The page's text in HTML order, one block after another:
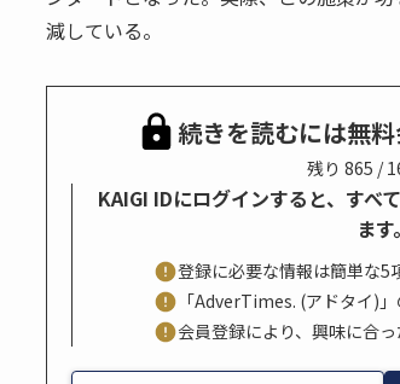
減している。
続きを読むには無料
残り 865 /
KAIGI IDにログインすると、すべ
ます。
登録に必要な情報は簡単な5
「AdverTimes. (アドタイ)
会員登録により、興味に合